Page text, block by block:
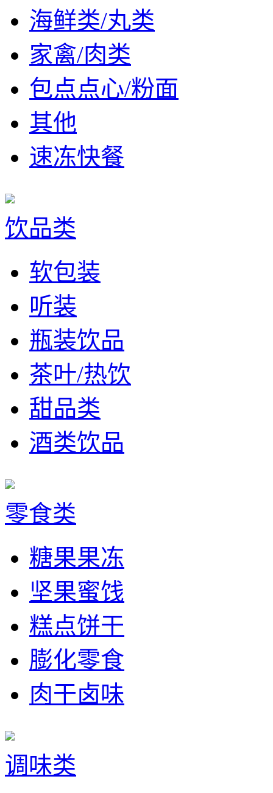
海鲜类/丸类
家禽/肉类
包点点心/粉面
其他
速冻快餐
饮品类
软包装
听装
瓶装饮品
茶叶/热饮
甜品类
酒类饮品
零食类
糖果果冻
坚果蜜饯
糕点饼干
膨化零食
肉干卤味
调味类